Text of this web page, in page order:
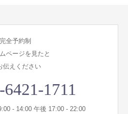
完全予約制
ページを見たと
伝えください
6421-1711
- 14:00 午後 17:00 - 22:00